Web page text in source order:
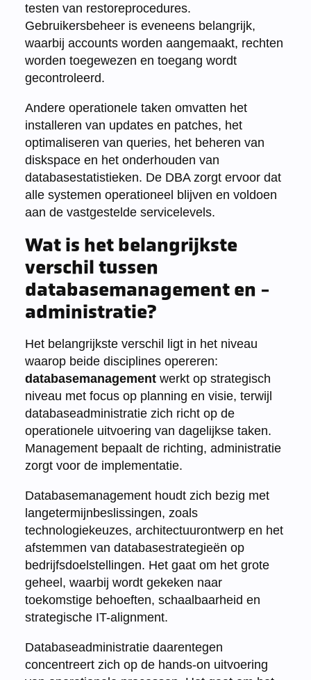
testen van restoreprocedures.
Gebruikersbeheer is eveneens belangrijk,
waarbij accounts worden aangemaakt, rechten
worden toegewezen en toegang wordt
gecontroleerd.
Andere operationele taken omvatten het
installeren van updates en patches, het
optimaliseren van queries, het beheren van
diskspace en het onderhouden van
databasestatistieken. De DBA zorgt ervoor dat
alle systemen operationeel blijven en voldoen
aan de vastgestelde servicelevels.
Wat is het belangrijkste
verschil tussen
databasemanagement en -
administratie?
Het belangrijkste verschil ligt in het niveau
waarop beide disciplines opereren:
databasemanagementwerkt op strategisch
niveau met focus op planning en visie, terwijl
databaseadministratie zich richt op de
operationele uitvoering van dagelijkse taken.
Management bepaalt de richting, administratie
zorgt voor de implementatie.
Databasemanagement houdt zich bezig met
langetermijnbeslissingen, zoals
technologiekeuzes, architectuurontwerp en het
afstemmen van databasestrategieën op
bedrijfsdoelstellingen. Het gaat om het grote
geheel, waarbij wordt gekeken naar
toekomstige behoeften, schaalbaarheid en
strategische IT-alignment.
Databaseadministratie daarentegen
concentreert zich op de hands-on uitvoering